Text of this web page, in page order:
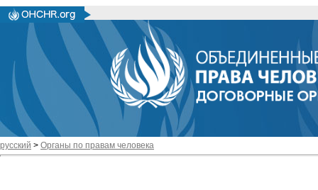
русский > Органы по правам человека